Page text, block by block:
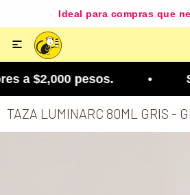
Ideal para compras que

a $2,000 pesos. • Si lo
TAZA LUMINARC 80ML GRIS -